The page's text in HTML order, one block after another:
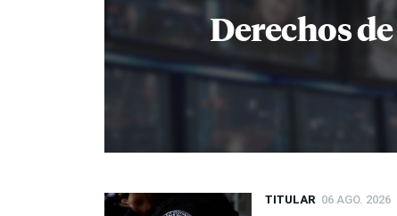
Derechos
TITULAR 06 AGO. 2026